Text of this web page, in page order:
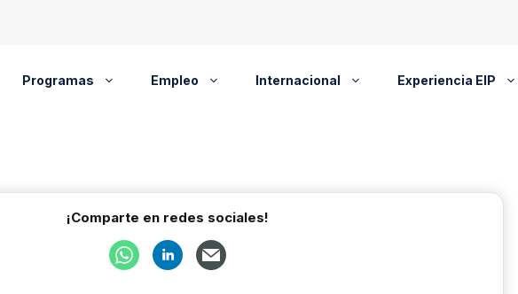
Programas Empleo Internacional Experiencia EIP
¡Comparte en redes sociales!